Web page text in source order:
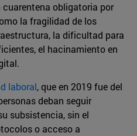
obligatoria por
la fragilidad de los
la dificultad para
el hacinamiento en
laboral, que en 2019 fue del
deban seguir
subsistencia, sin el
o acceso a